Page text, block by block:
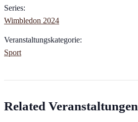
Series:
Wimbledon 2024
Veranstaltungskategorie:
Sport
Related Veranstaltungen